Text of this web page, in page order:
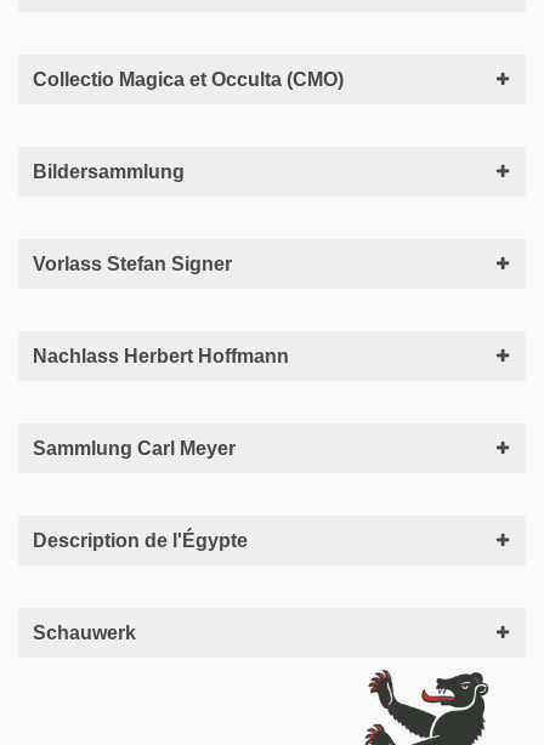
Collectio Magica et Occulta (CMO)
Bildersammlung
Vorlass Stefan Signer
Nachlass Herbert Hoffmann
Sammlung Carl Meyer
Description de l'Égypte
Schauwerk